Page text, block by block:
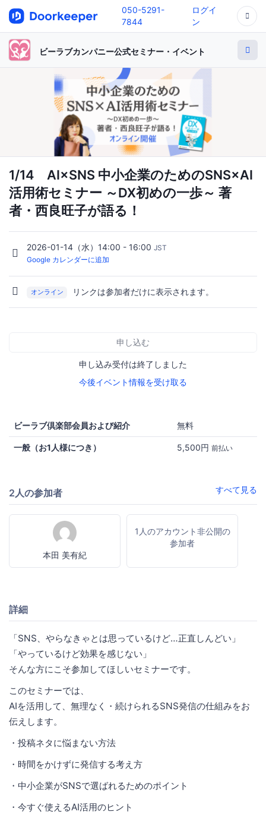
050-5291-
7844
ログイ
ン
ビーラブカンパニー公式セミナー・イベント
1/14 AI×SNS 中小企業のためのSNS×AI
活用術セミナー ～DX初めの一歩～ 著
者・西良旺子が語る！
2026-01-14（水）14:00 - 16:00 JST
Google カレンダーに追加
オンライン リンクは参加者だけに表示されます。
申し込む
申し込み受付は終了しました
今後イベント情報を受け取る
ビーラブ倶楽部会員および紹介 無料
一般（お1人様につき） 5,500円 前払い
2人の参加者 すべて見る
本田 美有紀
1人のアカウント非公開の
参加者
詳細
「SNS、やらなきゃとは思っているけど…正直しんどい」
「やっているけど効果を感じない」
そんな方にこそ参加してほしいセミナーです。
このセミナーでは、
AIを活用して、無理なく・続けられるSNS発信の仕組みをお
伝えします。
・投稿ネタに悩まない方法
・時間をかけずに発信する考え方
・中小企業がSNSで選ばれるためのポイント
・今すぐ使えるAI活用のヒント